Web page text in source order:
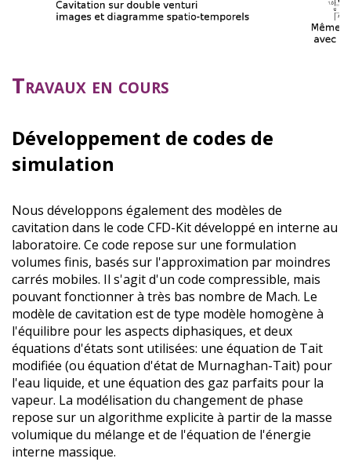
Travaux en cours
Développement de codes de
simulation
Nous développons également des modèles de
cavitation dans le code CFD-Kit développé en interne au
laboratoire. Ce code repose sur une formulation
volumes finis, basés sur l'approximation par moindres
carrés mobiles. Il s'agit d'un code compressible, mais
pouvant fonctionner à très bas nombre de Mach. Le
modèle de cavitation est de type modèle homogène à
l'équilibre pour les aspects diphasiques, et deux
équations d'états sont utilisées: une équation de Tait
modifiée (ou équation d'état de Murnaghan-Tait) pour
l'eau liquide, et une équation des gaz parfaits pour la
vapeur. La modélisation du changement de phase
repose sur un algorithme explicite à partir de la masse
volumique du mélange et de l'équation de l'énergie
interne massique.